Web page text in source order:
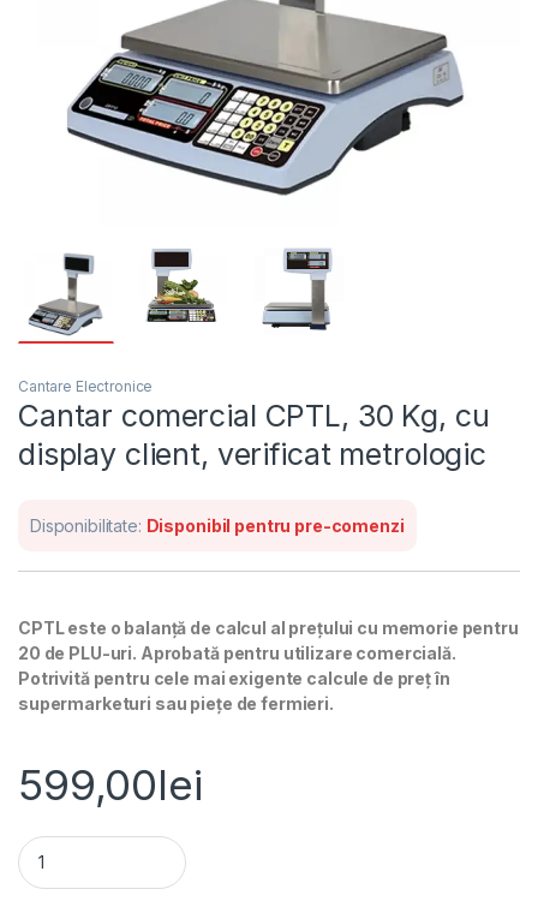
Cantare Electronice
Cantar comercial CPTL, 30 Kg, cu
display client, verificat metrologic
Disponibilitate: Disponibil pentru pre-comenzi
CPTL este o balanță de calcul al prețului cu memorie pentru
20 de PLU-uri. Aprobată pentru utilizare comercială.
Potrivită pentru cele mai exigente calcule de preț în
supermarketuri sau piețe de fermieri.
599,00lei
Cantar comercial CPTL, 30 Kg, cu display client, verificat